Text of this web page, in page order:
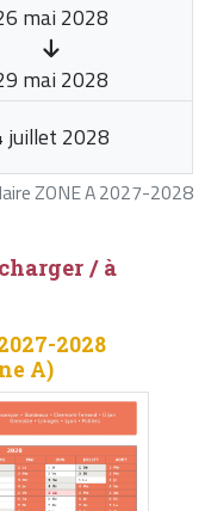
ZONE A 2027-2028
mai 2028
mai 2028
juillet 2028
/ à
2028
A)